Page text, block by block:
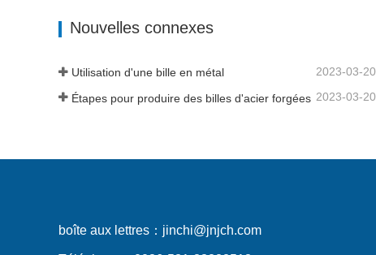
Nouvelles connexes
Utilisation d'une bille en métal 2023-03-20
Étapes pour produire des billes d'acier forgées 2023-03-20
boîte aux lettres： jinchi@jnjch.com